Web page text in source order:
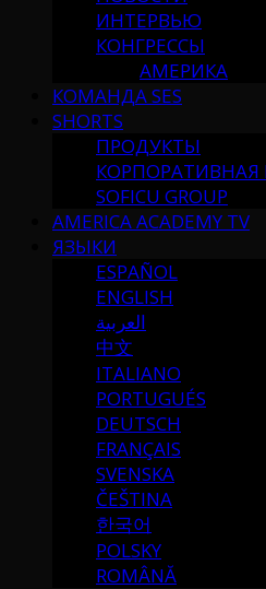
ИНТЕРВЬЮ
КОНГРЕССЫ
АМЕРИКА
КОМАНДА SES
SHORTS
ПРОДУКТЫ
SOFICU GROUP
AMERICA ACADEMY TV
ЯЗЫКИ
ESPAÑOL
ENGLISH
العربية
中文
ITALIANO
PORTUGUÉS
DEUTSCH
FRANÇAIS
SVENSKA
ČEŠTINA
한국어
POLSKY
ROMÂNĂ